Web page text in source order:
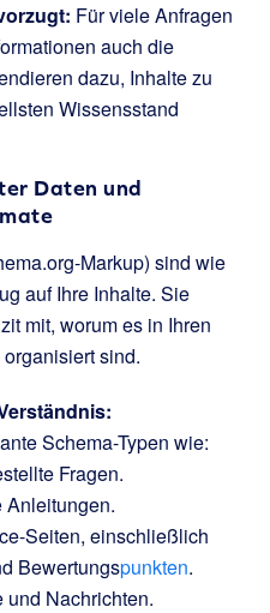
Für viele Anfragen
auch die
dazu, Inhalte zu
Wissensstand
Daten und
Markup) sind wie
auf Ihre Inhalte. Sie
mit, worum es in Ihren
sind.
Schema-Typen wie:
Fragen.
Anleitungen.
Seiten, einschließlich
Bewertungspunkten.
und Nachrichten.